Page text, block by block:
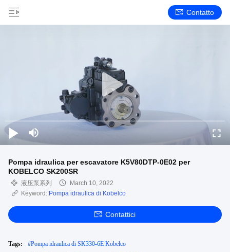
Contatto
Pompa idraulica per escavatore K5V80DTP-0E02 per
KOBELCO SK200SR
液压泵系列
March 10, 2022
Keyword: Pompa idraulica di Kobelco
Contattici
Tags: #Pompa idraulica di SK330-6E Kobelco